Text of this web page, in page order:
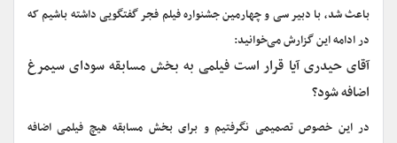
باعث شد، با دبیر سی و چهارمین جشنواره فیلم فجر گفتگویی داشته باشیم که
در ادامه این گزارش می‌خوانید:
آقای حیدری آیا قرار است فیلمی به بخش مسابقه سودای سیمرغ
اضافه شود؟
در این خصوص تصمیمی نگرفتیم و برای بخش مسابقه هیچ فیلمی اضافه